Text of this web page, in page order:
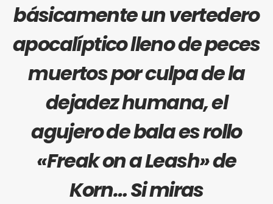
básicamente un vertedero
apocalíptico lleno de peces
muertos por culpa de la
dejadez humana, el
agujero de bala es rollo
«Freak on a Leash» de
Korn… Si miras